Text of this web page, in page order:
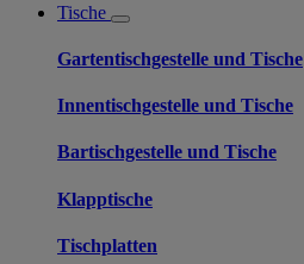
Tische
Gartentischgestelle und Tische
Innentischgestelle und Tische
Bartischgestelle und Tische
Klapptische
Tischplatten